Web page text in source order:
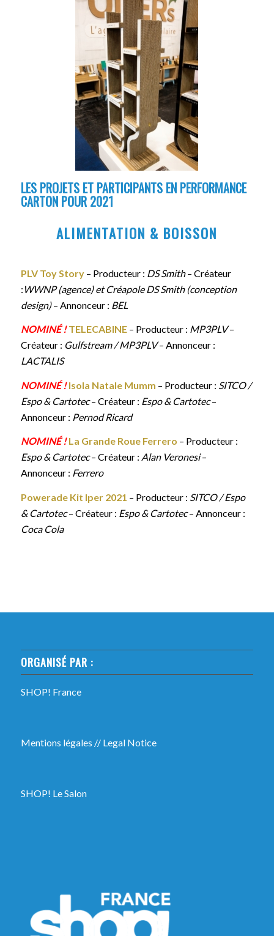
LES PROJETS ET PARTICIPANTS EN PERFORMANCE
CARTON POUR 2021
ALIMENTATION & BOISSON
PLV Toy Story– Producteur : DS Smith– Créateur
: WWNP (agence) et Créapole DS Smith (conception
design)– Annonceur : BEL
NOMINÉ !TELECABINE– Producteur : MP3PLV–
Créateur : Gulfstream / MP3PLV– Annonceur :
LACTALIS
NOMINÉ !Isola Natale Mumm – Producteur : SITCO /
Espo & Cartotec– Créateur : Espo & Cartotec–
Annonceur : Pernod Ricard
NOMINÉ !La Grande Roue Ferrero – Producteur :
Espo & Cartotec– Créateur : Alan Veronesi–
Annonceur : Ferrero
Powerade Kit Iper 2021 – Producteur : SITCO / Espo
& Cartotec– Créateur : Espo & Cartotec– Annonceur :
Coca Cola
ORGANISÉ PAR :
SHOP! France
Mentions légales // Legal Notice
SHOP! Le Salon